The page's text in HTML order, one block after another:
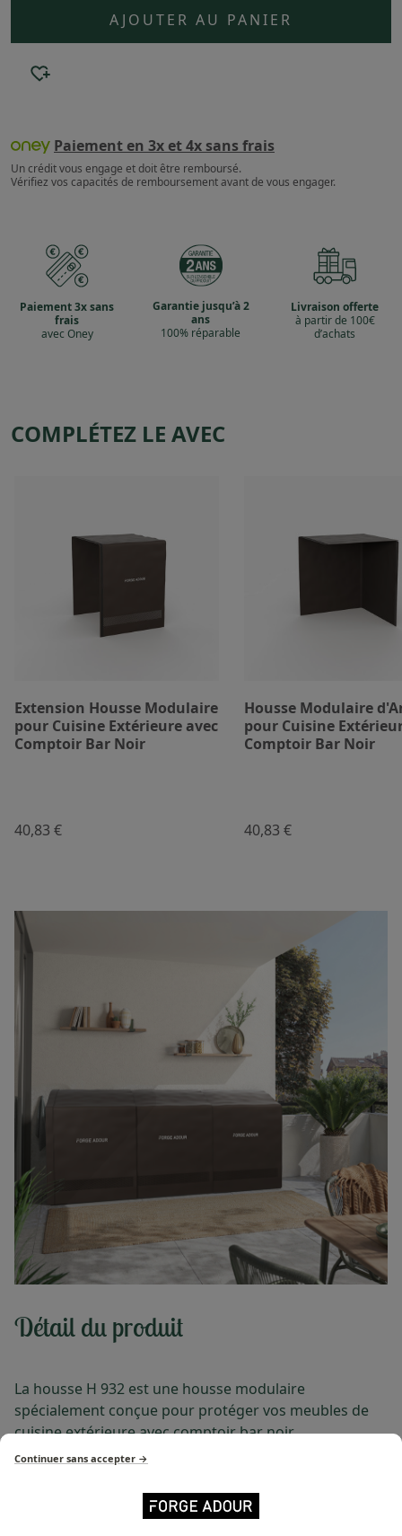
AJOUTER AU PANIER
Paiement en 3x et 4x sans frais
Un crédit vous engage et doit être remboursé.
Vérifiez vos capacités de remboursement avant de vous engager.
Paiement 3x sans
frais
avec Oney
Garantie jusqu’à 2
ans
100% réparable
Livraison offerte
à partir de 100€
d’achats
COMPLÉTEZ LE AVEC
Extension Housse Modulaire
pour Cuisine Extérieure avec
Comptoir Bar Noir
40,83 €
Housse Modulaire
pour Cuisine
Comptoir Bar Noir
40,83 €
Détail du produit
La housse H 932 est une housse modulaire
spécialement conçue pour protéger vos meubles de
cuisine extérieure avec comptoir bar noir.
Imperméable : tissu doublé en PVC et coutures
Continuer sans accepter →